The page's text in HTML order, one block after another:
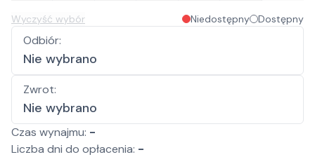
Wyczyść wybór Niedostępny Dostępny
Odbiór:
Nie wybrano
Zwrot:
Nie wybrano
Czas wynajmu: -
Liczba dni do opłacenia: -